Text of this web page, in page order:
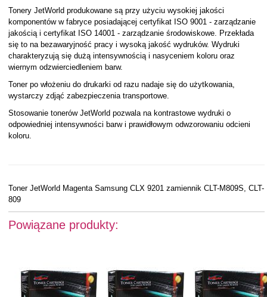
Tonery JetWorld produkowane są przy użyciu wysokiej jakości
komponentów w fabryce posiadającej certyfikat ISO 9001 - zarządzanie
jakością i certyfikat ISO 14001 - zarządzanie środowiskowe. Przekłada
się to na bezawaryjność pracy i wysoką jakość wydruków. Wydruki
charakteryzują się dużą intensywnością i nasyceniem koloru oraz
wiernym odzwierciedleniem barw.
Toner po włożeniu do drukarki od razu nadaje się do użytkowania,
wystarczy zdjąć zabezpieczenia transportowe.
Stosowanie tonerów JetWorld pozwala na kontrastowe wydruki o
odpowiedniej intensywności barw i prawidłowym odwzorowaniu odcieni
koloru.
Toner JetWorld Magenta Samsung CLX 9201 zamiennik CLT-M809S, CLT-
809
Powiązane produkty: